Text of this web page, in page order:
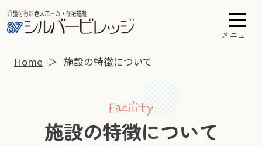
メニュー
Home 施設の特徴について
施設の特徴について